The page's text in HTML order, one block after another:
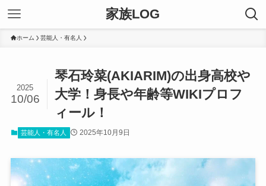
家族LOG
ホーム 芸能人・有名人
琴石玲菜(AKIARIM)の出身高校や
大学！身長や年齢等WIKIプロフ
ィール！
2025
10/06
芸能人・有名人 2025年10月9日